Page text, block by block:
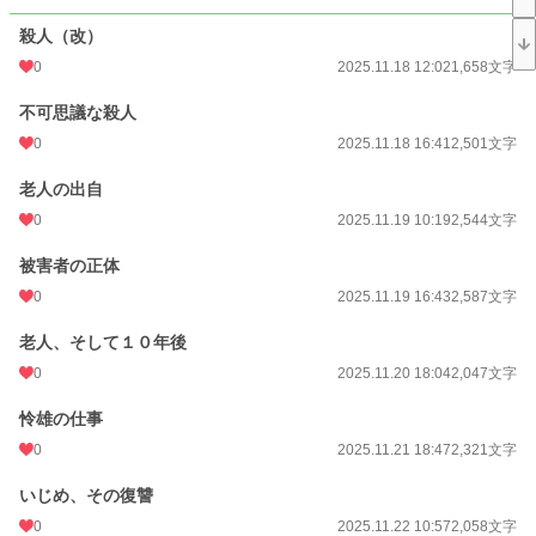
ミステリー
お気に入り 1
24h.ポイント
文字数
初回公開日時 2025.11.18 12:02
累計ポイント
殺人（改）
0 2025.11.18 12:021,658文字
不可思議な殺人
0 2025.11.18 16:412,501文字
老人の出自
0 2025.11.19 10:192,544文字
被害者の正体
0 2025.11.19 16:432,587文字
老人、そして１０年後
0 2025.11.20 18:042,047文字
怜雄の仕事
0 2025.11.21 18:472,321文字
いじめ、その復讐
0 2025.11.22 10:572,058文字